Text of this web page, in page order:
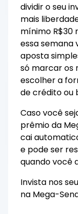
dividir o seu
mais
mínimo R$30
essa semana
aposta
só marcar os
escolher a
de crédito ou
Caso você
prêmio da
cai
e pode ser
quando você
Invista nos
na Mega-